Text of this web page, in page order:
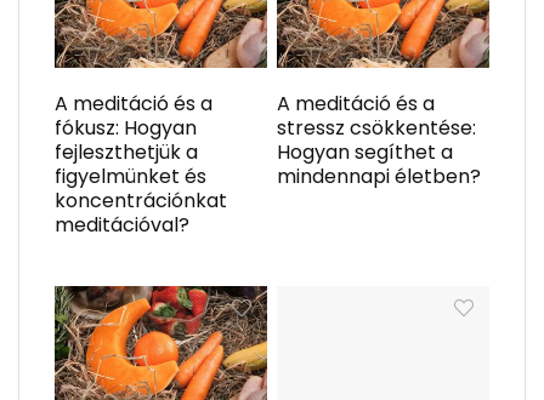
A meditáció és a
fókusz: Hogyan
fejleszthetjük a
figyelmünket és
koncentrációnkat
meditációval?
A meditáció és a
stressz csökkentése:
Hogyan segíthet a
mindennapi életben?